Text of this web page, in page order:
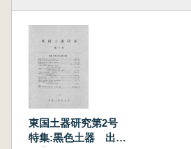
木本元治 福島県内の黒色土
良時代)
梁木誠・田熊清彦 栃木県の
田中広明 上毛野・北武蔵の
器生産 土器生産の転換と在地
原明芳 長野県における「黒
その背景 5世紀末の食膳具様
連で
坂本美夫 「黒色土器の出現
東国土器研究第2号
特集:黒色土器 出現